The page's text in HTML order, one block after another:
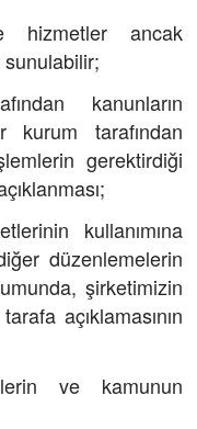
ancak
sunulabilir;
kanunların
tarafından
gerektirdiği
kullanımına
düzenlemelerin
şirketimizin
açıklamasının
ve kamunun